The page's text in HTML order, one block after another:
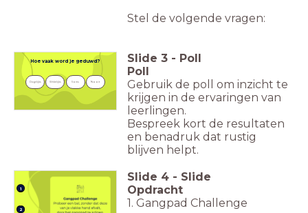
Stel de volgende vragen:
Hoe vaak word je geduwd?
Dagelijks Wekelijks Soms Nooit
Slide 3 - Poll
Poll
Gebruik de poll om inzicht te
krijgen in de ervaringen van
leerlingen.
Bespreek kort de resultaten
en benadruk dat rustig
blijven helpt.
1
2
Slide 4 - Slide
Opdracht
1. Gangpad Challenge